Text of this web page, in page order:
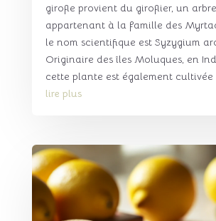
girofle provient du giroflier, un arbre
appartenant à la famille des
le nom scientifique est Syzygium
Originaire des îles Moluques, en
cette plante est également cultivée
lire plus